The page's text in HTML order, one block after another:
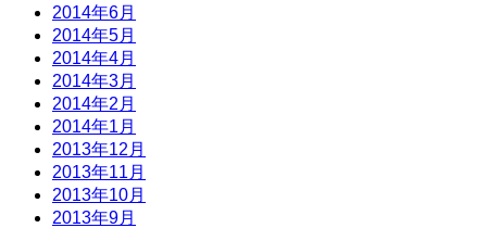
2014年6月
2014年5月
2014年4月
2014年3月
2014年2月
2014年1月
2013年12月
2013年11月
2013年10月
2013年9月